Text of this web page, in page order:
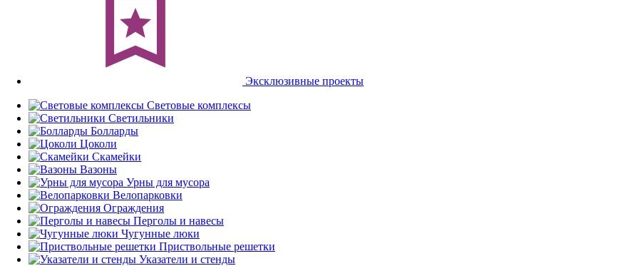
Эксклюзивные проекты
Световые комплексы
Светильники
Болларды
Цоколи
Скамейки
Вазоны
Урны для мусора
Велопарковки
Ограждения
Перголы и навесы
Чугунные люки
Приствольные решетки
Указатели и стенды